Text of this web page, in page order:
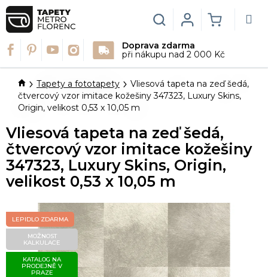
Přejít
na
obsah
Doprava zdarma
při nákupu nad 2 000 Kč
Hledat
KOŠÍK
Login
DomůTapety a fototapety
Vliesová tapeta na zeď šedá,
čtvercový vzor imitace kožešiny 347323, Luxury Skins,
Origin, velikost 0,53 x 10,05 m
Vliesová tapeta na zeď šedá,
čtvercový vzor imitace kožešiny
347323, Luxury Skins, Origin,
velikost 0,53 x 10,05 m
LEPIDLO ZDARMA
MOŽNOST
KALKULACE
KATALOG NA
PRODEJNĚ V
PRAZE